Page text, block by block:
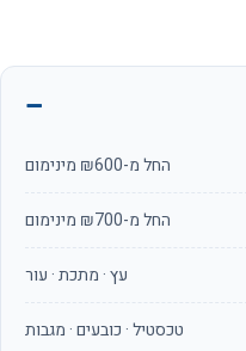
החל מ-₪600 מינימום
החל מ-₪700 מינימום
עץ · מתכת · עור
טכסטיל · כובעים · מגבות